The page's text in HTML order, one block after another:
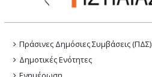
Πράσινες Δημόσιες Συμβάσεις (ΠΔΣ)
Δημοτικές Ενότητες